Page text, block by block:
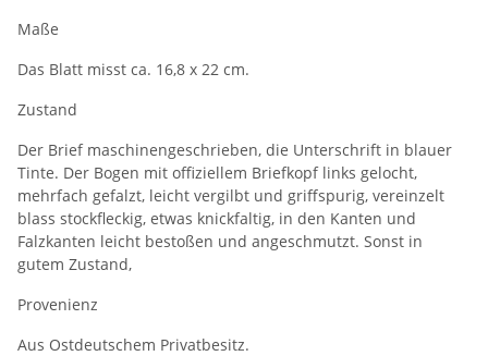
Maße
Das Blatt misst ca. 16,8 x 22 cm.
Zustand
Der Brief maschinengeschrieben, die Unterschrift in blauer
Tinte. Der Bogen mit offiziellem Briefkopf links gelocht,
mehrfach gefalzt, leicht vergilbt und griffspurig, vereinzelt
blass stockfleckig, etwas knickfaltig, in den Kanten und
Falzkanten leicht bestoßen und angeschmutzt. Sonst in
gutem Zustand,
Provenienz
Aus Ostdeutschem Privatbesitz.